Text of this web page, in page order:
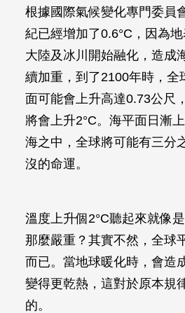
根據國際氣候變化專門委員
紀已經增加了0.6°C，因為
大陸及冰川開始融化，造成
續加重，到了2100年時，全
面可能會上升高達0.73公尺
將會上升2°C。海平面日漸
海之中，全球將可能有三分
沒的命運。
溫度上升個2°C聽起來就像
那麼嚴重？其實不然，全球
而已。當地球暖化時，會造
變得更乾熱，這對於原本規
的。